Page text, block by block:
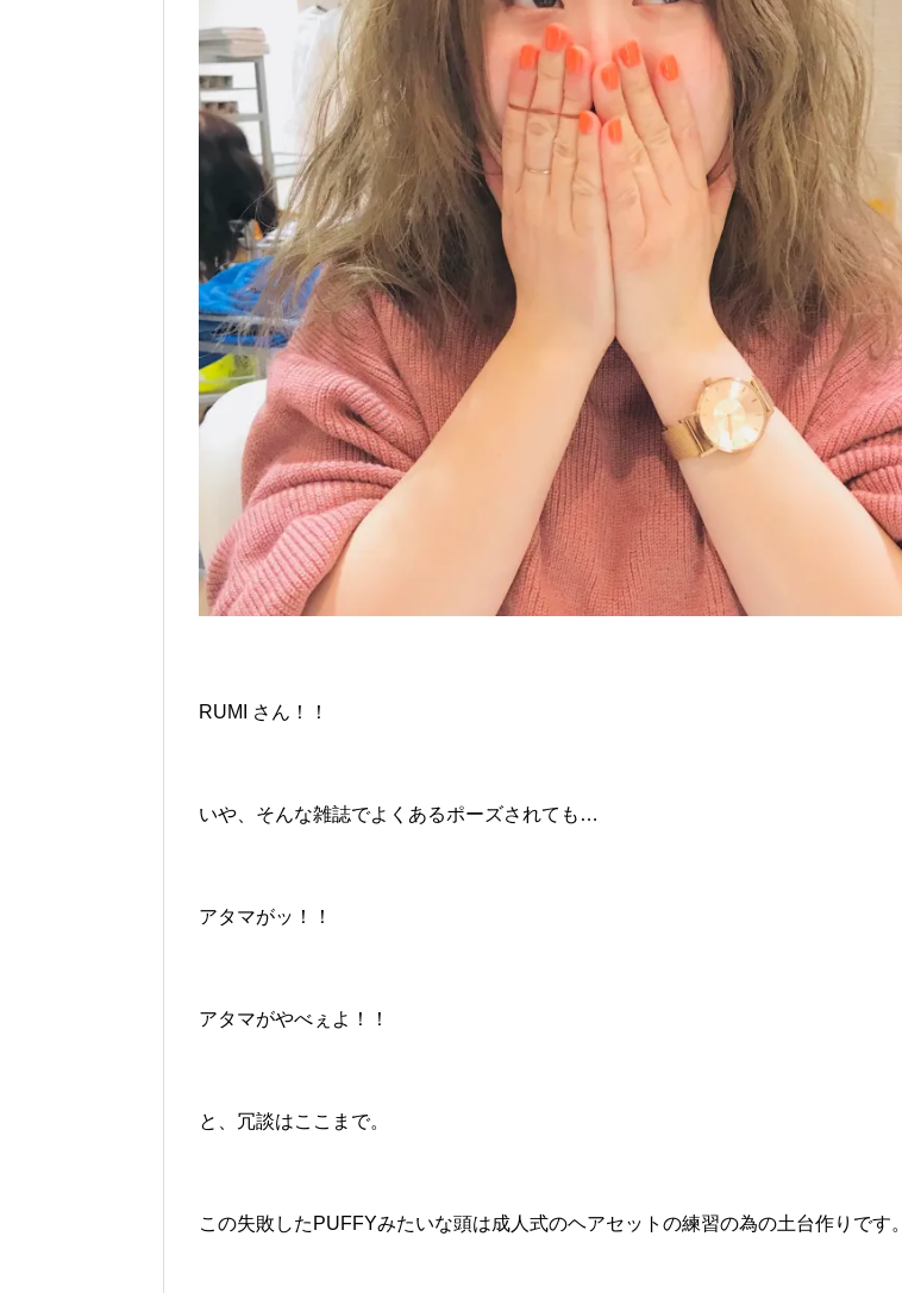
RUMI さん！！
いや、そんな雑誌でよくあるポーズされても…
アタマがッ！！
アタマがやべぇよ！！
と、冗談はここまで。
この失敗したPUFFYみたいな頭は成人式のヘアセットの練習の為の土台作りです。